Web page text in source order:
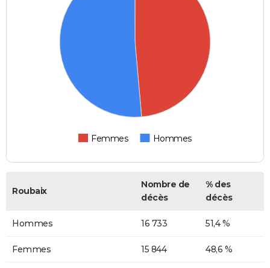
Femmes Hommes
Roubaix
Nombre de
décès
% des
décès
Hommes 16 733 51,4 %
Femmes 15 844 48,6 %